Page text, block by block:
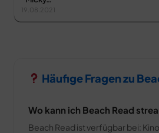
19.08.2021
Häufige Fragen zu
Wo kann ich Beach Read
Beach Read ist verfügbar bei: Kino